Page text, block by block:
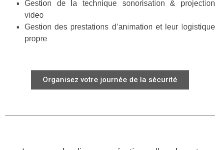
Gestion de la technique sonorisation & projection
video
Gestion des prestations d’animation et leur logistique
propre
Organisez votre journée de la sécurité